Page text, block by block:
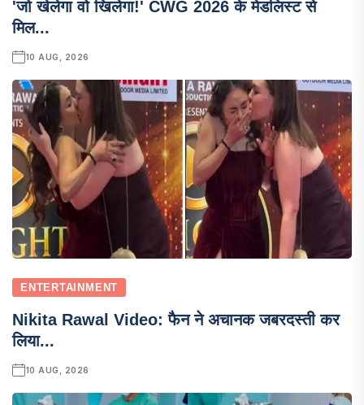
'जो खेलेगा वो खिलेगा!' CWG 2026 के मेडलिस्ट से
मिल...
10 AUG, 2026
ENTERTAINMENT
Nikita Rawal Video: फैन ने अचानक जबरदस्ती कर
लिया...
10 AUG, 2026